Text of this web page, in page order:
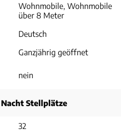
Wohnmobile, Wohnmobile
über 8 Meter
Deutsch
Ganzjährig geöffnet
nein
Stellplätze
32